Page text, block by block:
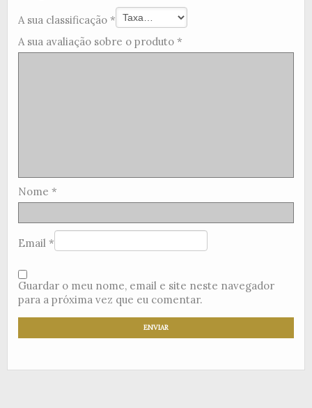
A sua classificação *
A sua avaliação sobre o produto *
Nome *
Email *
Guardar o meu nome, email e site neste navegador
para a próxima vez que eu comentar.